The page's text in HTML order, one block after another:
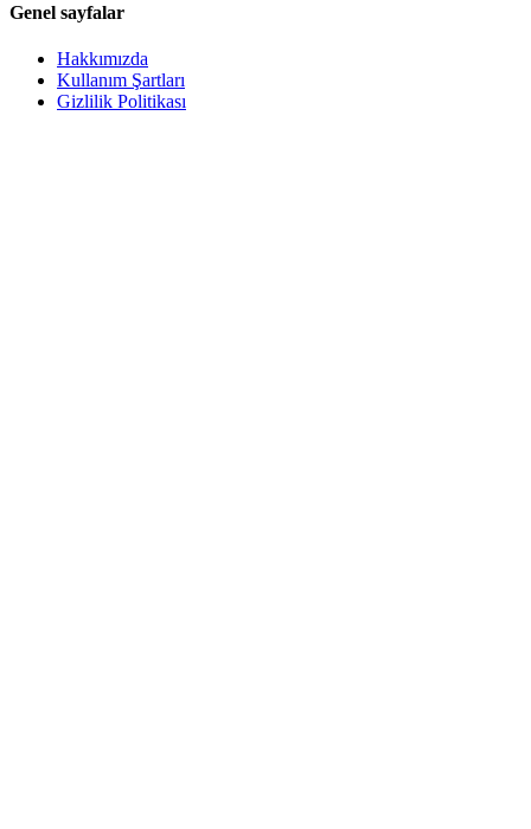
Genel sayfalar
Hakkımızda
Kullanım Şartları
Gizlilik Politikası